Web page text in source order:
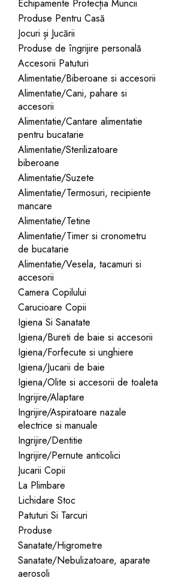
Produse de protecție
mobilier industrial
Bandă avertizare
Cărucioare copii
Accesorii Cărucioare
Set protecții copii
Scaune auto copii
Siguranță auto copii
Tapet protector perete
camera copiilor
Incălzitoare biberoane
copii
Termosuri, recipiente
mâncare pentru copii
Suzete bebe
Termometre copii
Căști antifonice copii și
dopuri de urechi
Produse îngrijire copii
Igiena copii
Jocuri de familie sau grup
Masinute, avioane,
motociclete
Jocuri de pictura si desen
Jucarii muzicale
Jucării educative copii
Biciclete și Triciclete
Echipamente Protecția Muncii
Produse Pentru Casă
Jocuri și Jucării
Produse de îngrijire personală
Accesorii Patuturi
Alimentatie/Biberoane si accesorii
Alimentatie/Cani, pahare si
accesorii
Alimentatie/Cantare alimentatie
pentru bucatarie
Alimentatie/Sterilizatoare
biberoane
Alimentatie/Suzete
Alimentatie/Termosuri, recipiente
mancare
Alimentatie/Tetine
Alimentatie/Timer si cronometru
de bucatarie
Alimentatie/Vesela, tacamuri si
accesorii
Camera Copilului
Carucioare Copii
Igiena Si Sanatate
Igiena/Bureti de baie si accesorii
Igiena/Forfecute si unghiere
Igiena/Jucarii de baie
Igiena/Olite si accesorii de toaleta
Ingrijire/Alaptare
Ingrijire/Aspiratoare nazale
electrice si manuale
Ingrijire/Dentitie
Ingrijire/Pernute anticolici
Jucarii Copii
La Plimbare
Lichidare Stoc
Patuturi Si Tarcuri
Produse
Sanatate/Higrometre
Sanatate/Nebulizatoare, aparate
aerosoli